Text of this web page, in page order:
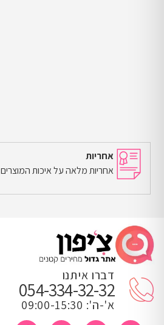
אחריות
אחריות מלאה על איכות המוצרים
דברו איתנו
054-334-32-32
א'-ה': 09:00-15:30